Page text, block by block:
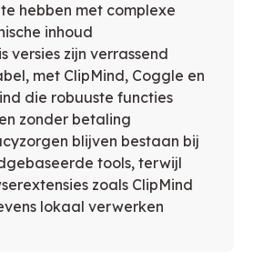
hebben met complexe
inhoud
versies zijn verrassend
met ClipMind, Coggle en
die robuuste functies
zonder betaling
blijven bestaan bij
tools, terwijl
zoals ClipMind
lokaal verwerken